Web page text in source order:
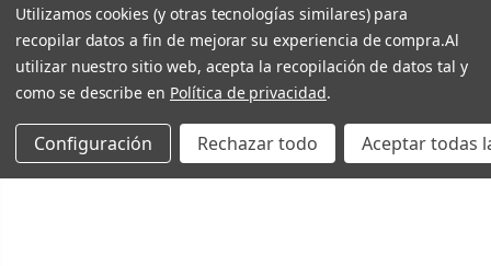
Utilizamos cookies (y otras tecnologías similares) para
recopilar datos a fin de mejorar su experiencia de compra.Al
utilizar nuestro sitio web, acepta la recopilación de datos tal y
como se describe en Política de privacidad.
Configuración Rechazar todo Aceptar todas